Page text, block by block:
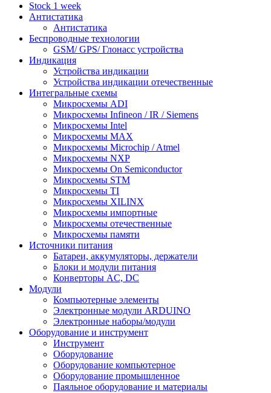
Stock 1 week
Антистатика
Антистатика
Беспроводные технологии
GSM/ GPS/ Глонасс устройства
Индикация
Устройства индикации
Устройства индикации отечественные
Интегральные схемы
Микросхемы ADI
Микросхемы Infineon / IR / Siemens
Микросхемы Intel
Микросхемы MAX
Микросхемы Microchip / Atmel
Микросхемы NXP
Микросхемы On Semiconductor
Микросхемы STM
Микросхемы TI
Микросхемы XILINX
Микросхемы импортные
Микросхемы отечественные
Микросхемы памяти
Источники питания
Батареи, аккумуляторы, держатели
Блоки и модули питания
Конверторы AC, DC
Модули
Компьютерные элементы
Электронные модули ARDUINO
Электронные наборы/модули
Оборудование и инструмент
Инструмент
Оборудование
Оборудование компьютерное
Оборудование промышленное
Паяльное оборудование и материалы